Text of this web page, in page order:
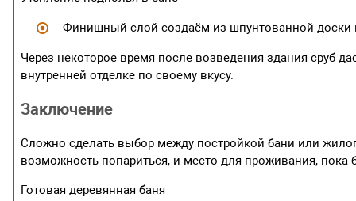
Финишный слой создаём из шпунтованной доски
Через некоторое время после возведения здания сруб
внутренней отделке по своему вкусу.
Заключение
Сложно сделать выбор между постройкой бани или
возможность попариться, и место для проживания, пока
Готовая деревянная баня